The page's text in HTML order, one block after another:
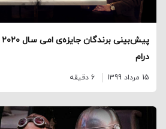
درام
15 مرداد 1399 6 دقیقه